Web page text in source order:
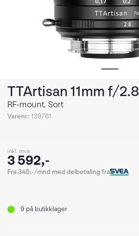
TTArtisan 11mm f/2.8
RF-mount. Sort
Varenr: 139761
inkl. mva
3 592,-
Fra 345,-/mnd med delbetaling fra
9 på butikklager